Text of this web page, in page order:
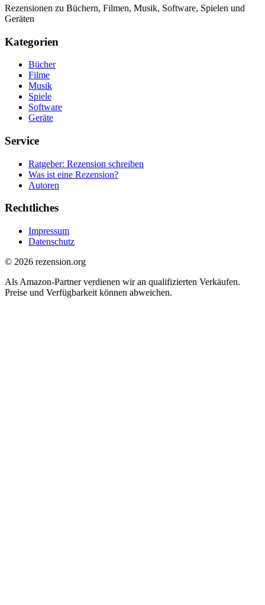
Rezensionen zu Büchern, Filmen, Musik, Software, Spielen und
Geräten
Kategorien
Bücher
Filme
Musik
Spiele
Software
Geräte
Service
Ratgeber: Rezension schreiben
Was ist eine Rezension?
Autoren
Rechtliches
Impressum
Datenschutz
© 2026 rezension.org
Als Amazon-Partner verdienen wir an qualifizierten Verkäufen.
Preise und Verfügbarkeit können abweichen.